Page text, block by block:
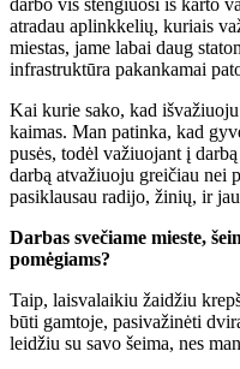
atradau aplinkkelių, kuriais
miestas, jame labai daug
infrastruktūra pakankamai
Kai kurie sako, kad
kaimas. Man patinka, kad
pusės, todėl važiuojant į
darbą atvažiuoju greičiau nei
pasiklausau radijo, žinių, ir
Darbas svečiame mieste,
pomėgiams?
Taip, laisvalaikiu žaidžiu
būti gamtoje, pasivažinėti
leidžiu su savo šeima, nes